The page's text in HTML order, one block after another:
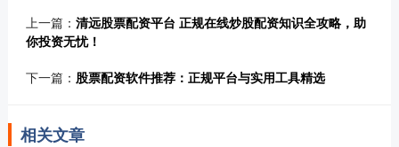
上一篇： 清远股票配资平台 正规在线炒股配资知识全攻略，助
你投资无忧！
下一篇： 股票配资软件推荐：正规平台与实用工具精选
相关文章